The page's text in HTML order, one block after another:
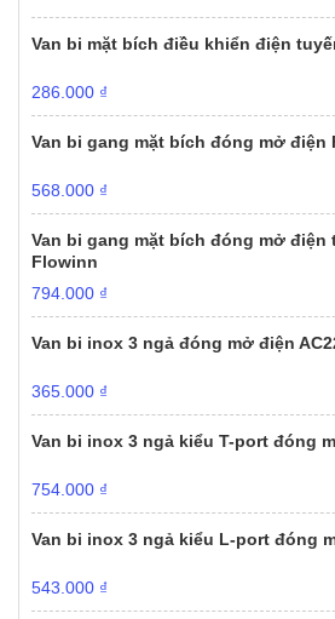
Van bi mặt bích điều khiển điện
286.000 ₫
Van bi gang mặt bích đóng mở điện
568.000 ₫
Van bi gang mặt bích đóng mở điện
Flowinn
794.000 ₫
Van bi inox 3 ngả đóng mở điện
365.000 ₫
Van bi inox 3 ngả kiểu T-port đóng
754.000 ₫
Van bi inox 3 ngả kiểu L-port đóng
543.000 ₫